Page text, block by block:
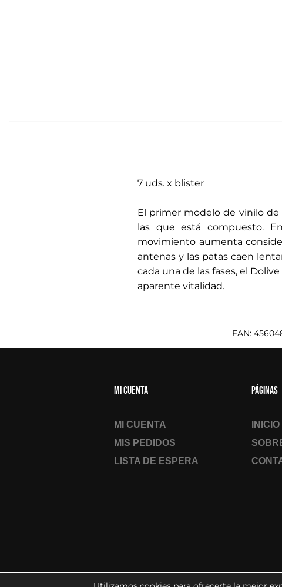
7 uds. x blister
El primer modelo de vinilo de
las que está compuesto.
movimiento aumenta
antenas y las patas caen
cada una de las fases, el
aparente vitalidad.
EAN:
Mi cuenta
MI CUENTA
MIS PEDIDOS
LISTA DE ESPERA
Páginas
INICIO